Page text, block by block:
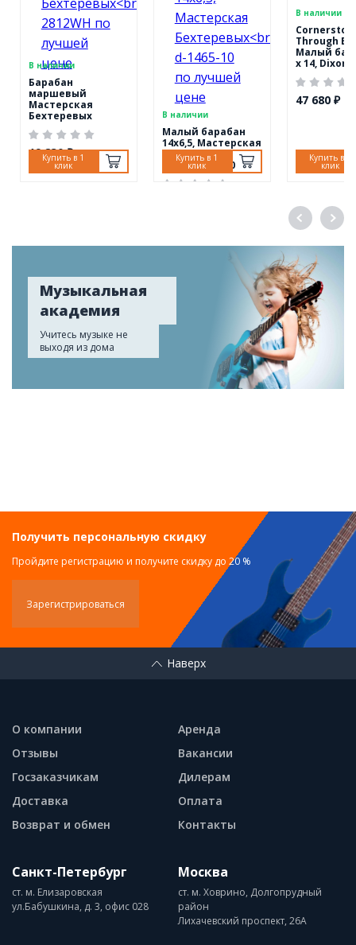
В наличии
Барабан
маршевый
Мастерская
Бехтеревых
MBB-2812WH
19 830 ₽
Купить в 1
клик
В наличии
Малый барабан
14х6,5, Мастерская
Бехтеревых
MBd-d-1465-10
Купить в 1
клик
В наличии
Through
Малый
x 14, Dixon
47 680 ₽
Купить в 1
клик
Музыкальная
академия
Учитесь музыке не
выходя из дома
Получить персональную скидку
Пройдите регистрацию и получите скидку до 20 %
Зарегистрироваться
Наверх
О компании
Отзывы
Госзаказчикам
Доставка
Возврат и обмен
Аренда
Вакансии
Дилерам
Оплата
Контакты
Санкт-Петербург
ст. м. Елизаровская
ул.Бабушкина, д. 3, офис 028
Москва
ст. м. Ховрино, Долгопрудный
район
Лихачевский проспект, 26А